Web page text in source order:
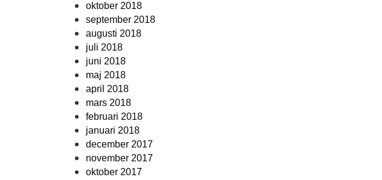
oktober 2018
september 2018
augusti 2018
juli 2018
juni 2018
maj 2018
april 2018
mars 2018
februari 2018
januari 2018
december 2017
november 2017
oktober 2017